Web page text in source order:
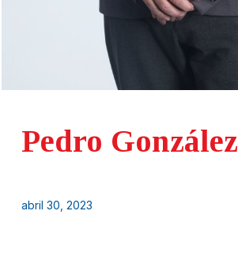
Pedro González
abril 30, 2023